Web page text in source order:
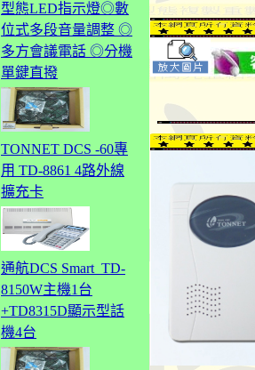
型態LED指示燈◎數
位式多段音量調整 ◎
多方會議電話 ◎分機
單鍵直撥
TONNET DCS -60專
用 TD-8861 4路外線
擴充卡
通航DCS Smart_TD-
8150W主機1台
+TD8315D顯示型話
機4台